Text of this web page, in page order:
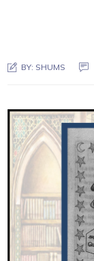
BY: SHUMS